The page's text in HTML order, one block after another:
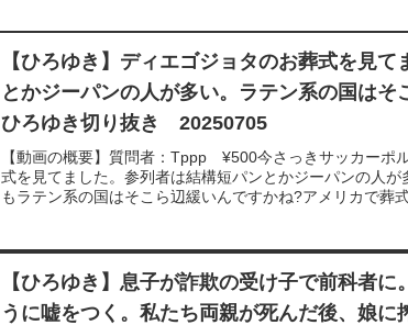
【ひろゆき】ディエゴジョタのお葬式を見
とかジーパンの人が多い。ラテン系の国は
ひろゆき切り抜き 20250705
【動画の概要】質問者：Tppp ¥500今さっきサッカーポ
式を見てました。参列者は結構短パンとかジーパンの人
もラテン系の国はそこら辺緩いんですかね?アメリカで葬
【ひろゆき】息子が詐欺の受け子で前科者
うに嘘をつく。私たち両親が死んだ後、娘